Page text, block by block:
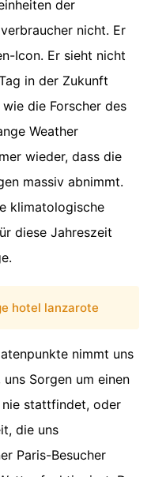
der
nicht. Er
Icon. Er sieht nicht
in der Zukunft
die Forscher des
Weather
wieder, dass die
massiv abnimmt.
klimatologische
diese Jahreszeit
hotel lanzarote
nimmt uns
Sorgen um einen
nie stattfindet, oder
die uns
Paris-Besucher